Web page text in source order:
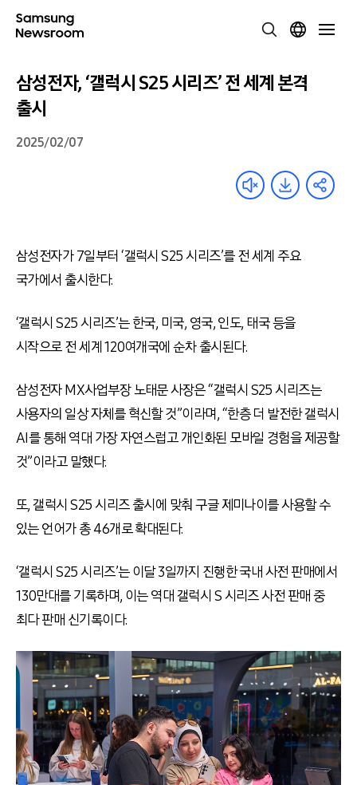
삼성전자, ‘갤럭시 S25 시리즈’ 전 세계 본격
출시
2025/02/07
삼성전자가 7일부터 ‘갤럭시 S25 시리즈’를 전 세계 주요
국가에서 출시한다.
‘갤럭시 S25 시리즈’는 한국, 미국, 영국, 인도, 태국 등을
시작으로 전 세계 120여개국에 순차 출시된다.
삼성전자 MX사업부장 노태문 사장은 “갤럭시 S25 시리즈는
사용자의 일상 자체를 혁신할 것”이라며, “한층 더 발전한 갤럭시
AI를 통해 역대 가장 자연스럽고 개인화된 모바일 경험을 제공할
것”이라고 말했다.
또, 갤럭시 S25 시리즈 출시에 맞춰 구글 제미나이를 사용할 수
있는 언어가 총 46개로 확대된다.
‘갤럭시 S25 시리즈’는 이달 3일까지 진행한 국내 사전 판매에서
130만대를 기록하며, 이는 역대 갤럭시 S 시리즈 사전 판매 중
최다 판매 신기록이다.